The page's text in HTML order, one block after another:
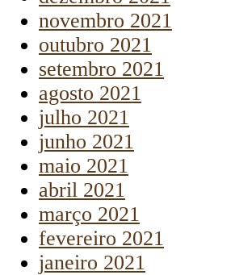
novembro 2021
outubro 2021
setembro 2021
agosto 2021
julho 2021
junho 2021
maio 2021
abril 2021
março 2021
fevereiro 2021
janeiro 2021